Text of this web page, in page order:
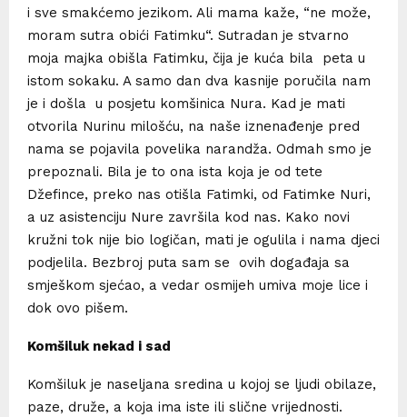
i sve smakćemo jezikom. Ali mama kaže, “ne može,
moram sutra obići Fatimku“. Sutradan je stvarno
moja majka obišla Fatimku, čija je kuća bila peta u
istom sokaku. A samo dan dva kasnije poručila nam
je i došla u posjetu komšinica Nura. Kad je mati
otvorila Nurinu milošću, na naše iznenađenje pred
nama se pojavila povelika narandža. Odmah smo je
prepoznali. Bila je to ona ista koja je od tete
Džefince, preko nas otišla Fatimki, od Fatimke Nuri,
a uz asistenciju Nure završila kod nas. Kako novi
kružni tok nije bio logičan, mati je ogulila i nama djeci
podjelila. Bezbroj puta sam se ovih događaja sa
smješkom sjećao, a vedar osmijeh umiva moje lice i
dok ovo pišem.
Komšiluk nekad i sad
Komšiluk je naseljana sredina u kojoj se ljudi obilaze,
paze, druže, a koja ima iste ili slične vrijednosti.